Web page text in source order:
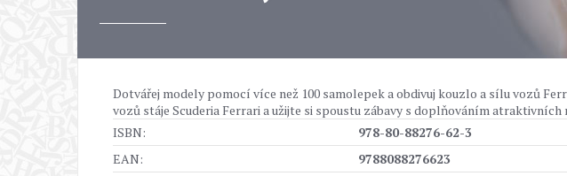
Dotvářej modely pomocí více než 100 samolepek a obdivuj kouzlo a sílu vozů
vozů stáje Scuderia Ferrari a užijte si spoustu zábavy s doplňováním
ISBN:
978-80-88276-62-3
EAN:
9788088276623